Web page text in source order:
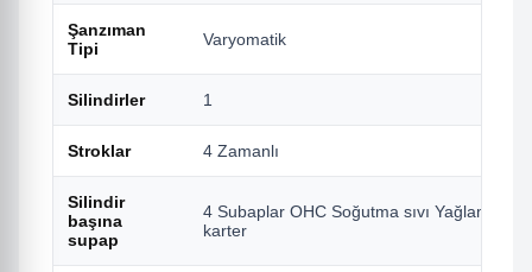
Şanzıman
Tipi
Varyomatik
Silindirler 1
Stroklar 4 Zamanlı
Silindir
başına
supap
4 Subaplar OHC Soğutma sıvı Yağlama
karter